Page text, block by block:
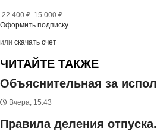
22 400 ₽ 15 000 ₽
Оформить подписку
или скачать счет
ЧИТАЙТЕ ТАКЖЕ
Объяснительная за
Вчера, 15:43
Правила деления